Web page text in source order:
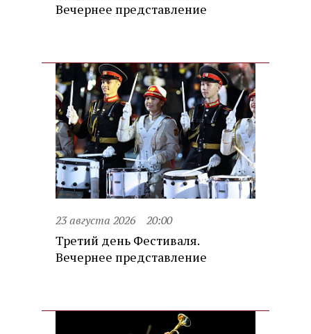
Вечернее представление
23 августа 2026 20:00
Третий день Фестиваля.
Вечернее представление